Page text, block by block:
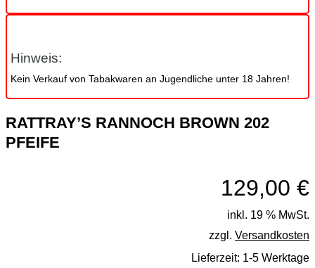
Hinweis:
Kein Verkauf von Tabakwaren an Jugendliche unter 18 Jahren!
RATTRAY’S RANNOCH BROWN 202
PFEIFE
129,00 €
inkl. 19 % MwSt.
zzgl. Versandkosten
Lieferzeit: 1-5 Werktage